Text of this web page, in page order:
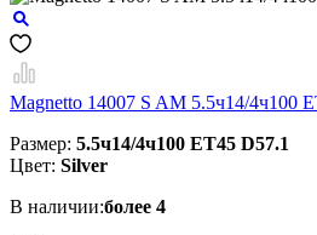
Magnetto 14007 S AM 5.5ч14/4ч100
Размер: 5.5ч14/4ч100 ET45 D57.1
Цвет: Silver
В наличии:более 4